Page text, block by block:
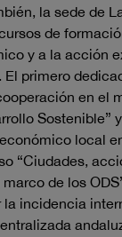
la sede de
de
y a la acción
primero
en el
Sostenible”
local
“Ciudades,
de los
incidencia